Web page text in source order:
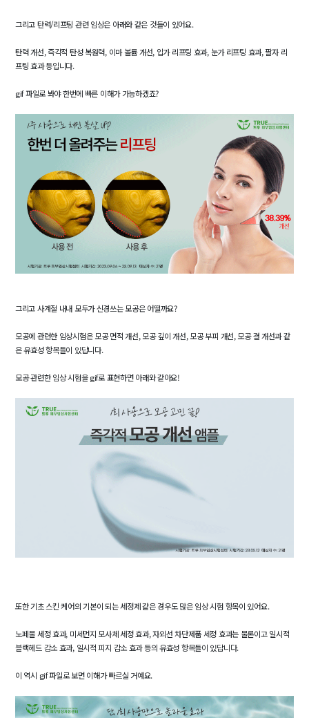
그리고 탄력/리프팅 관련 임상은 아래와 같은 것들이 있어요.
탄력 개선, 즉각적 탄성 복원력, 이마 볼륨 개선, 입가 리프팅 효과, 눈가 리프팅 효과, 팔자 리
프팅 효과 등입니다.
gif 파일로 봐야 한번에 빠른 이해가 가능하겠죠?
그리고 사계절 내내 모두가 신경쓰는 모공은 어떨까요?
모공에 관련한 임상시험은 모공 면적 개선, 모공 깊이 개선, 모공 부피 개선, 모공 결 개선과 같
은 유효성 항목들이 있답니다.
모공 관련한 임상 시험을 gif로 표현하면 아래와 같아요!
또한 기초 스킨 케어의 기본이 되는 세정제 같은 경우도 많은 임상 시험 항목이 있어요.
노페물 세정 효과, 미세먼지 모사체 세정 효과, 자외선 차단제품 세정 효과는 물론이고 일시적
블랙헤드 감소 효과, 일시적 피지 감소 효과 등의 유효성 항목들이 있답니다.
이 역시 gif 파일로 보면 이해가 빠르실 거예요.